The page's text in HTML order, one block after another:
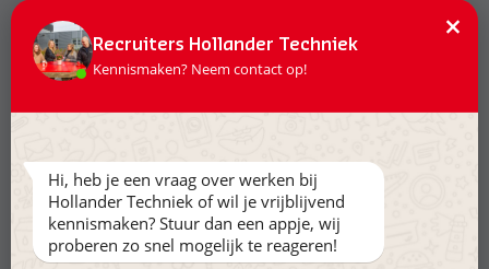
Dit zijn wij
Onze mensen
Werken & leren
Stage & afstuderen
Privacy
Leveringsvoorwaarden
×
Recruiters Hollander Techniek
Kennismaken? Neem contact op!
Hi, heb je een vraag over werken bij
Hollander Techniek of wil je vrijblijvend
kennismaken? Stuur dan een appje, wij
proberen zo snel mogelijk te reageren!